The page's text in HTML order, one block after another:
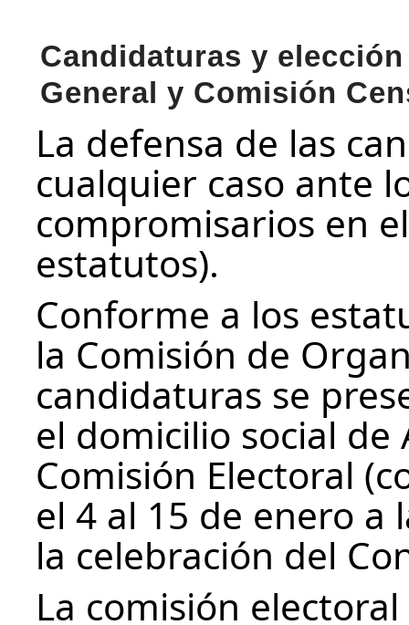
Candidaturas y
General y Comisión
La defensa de las
cualquier caso ante
compromisarios en
estatutos).
Conforme a los
la Comisión de
candidaturas se
el domicilio social de
Comisión Electoral
el 4 al 15 de enero a
la celebración del
La comisión